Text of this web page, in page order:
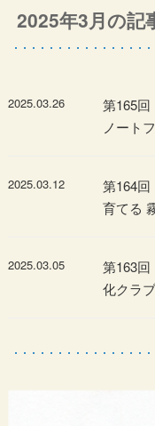
2025年3月の記
2025.03.26
第165
ノート
2025.03.12
第164
育てる
2025.03.05
第163
化クラブ